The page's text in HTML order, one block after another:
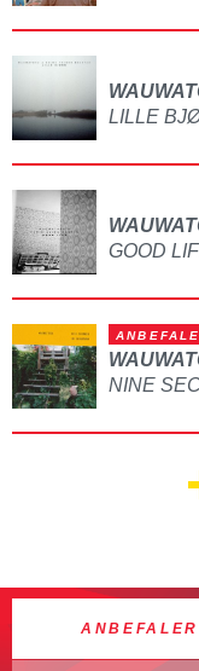
LILLE
GOOD
ANBEFALER